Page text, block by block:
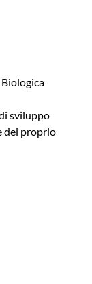
sviluppo
del proprio